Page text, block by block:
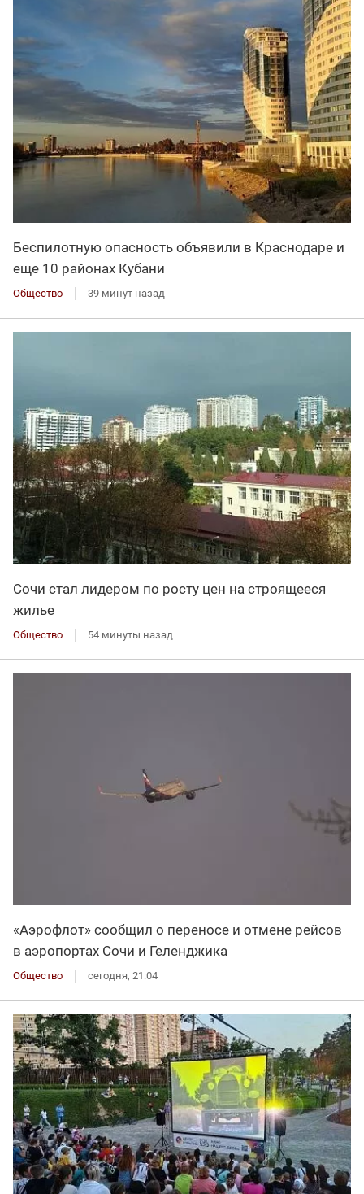
Беспилотную опасность объявили в Краснодаре и
еще 10 районах Кубани
Общество 39 минут назад
Сочи стал лидером по росту цен на строящееся
жилье
Общество 54 минуты назад
«Аэрофлот» сообщил о переносе и отмене рейсов
в аэропортах Сочи и Геленджика
Общество сегодня, 21:04